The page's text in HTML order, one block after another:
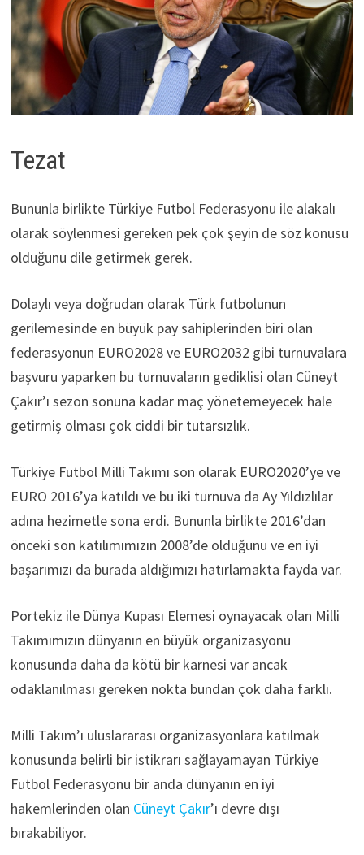
Tezat
Bununla birlikte Türkiye Futbol Federasyonu ile alakalı
olarak söylenmesi gereken pek çok şeyin de söz konusu
olduğunu dile getirmek gerek.
Dolaylı veya doğrudan olarak Türk futbolunun
gerilemesinde en büyük pay sahiplerinden biri olan
federasyonun EURO2028 ve EURO2032 gibi turnuvalara
başvuru yaparken bu turnuvaların gediklisi olan Cüneyt
Çakır’ı sezon sonuna kadar maç yönetemeyecek hale
getirmiş olması çok ciddi bir tutarsızlık.
Türkiye Futbol Milli Takımı son olarak EURO2020’ye ve
EURO 2016’ya katıldı ve bu iki turnuva da Ay Yıldızlılar
adına hezimetle sona erdi. Bununla birlikte 2016’dan
önceki son katılımımızın 2008’de olduğunu ve en iyi
başarımızı da burada aldığımızı hatırlamakta fayda var.
Portekiz ile Dünya Kupası Elemesi oynayacak olan Milli
Takımımızın dünyanın en büyük organizasyonu
konusunda daha da kötü bir karnesi var ancak
odaklanılması gereken nokta bundan çok daha farklı.
Milli Takım’ı uluslararası organizasyonlara katılmak
konusunda belirli bir istikrarı sağlayamayan Türkiye
Futbol Federasyonu bir anda dünyanın en iyi
hakemlerinden olan Cüneyt Çakır’ı devre dışı
bırakabiliyor.